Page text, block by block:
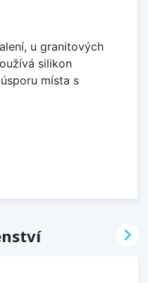
u granitových
silikon
místa s
